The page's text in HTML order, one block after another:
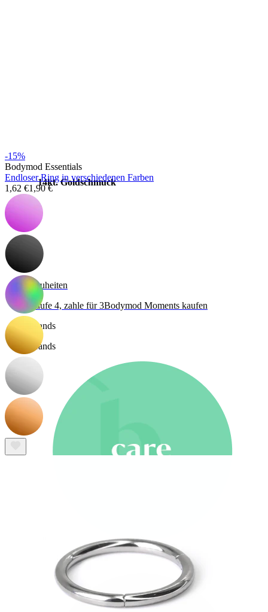
14kt. Goldschmuck
Shoppe Titan
Neuheiten
Kaufe 4, zahle für 3Bodymod Moments kaufen
Brands
Brands
Bodymod Care
-15%
Bodymod Essentials
Endloser Ring in verschiedenen Farben
1,62 €1,90 €